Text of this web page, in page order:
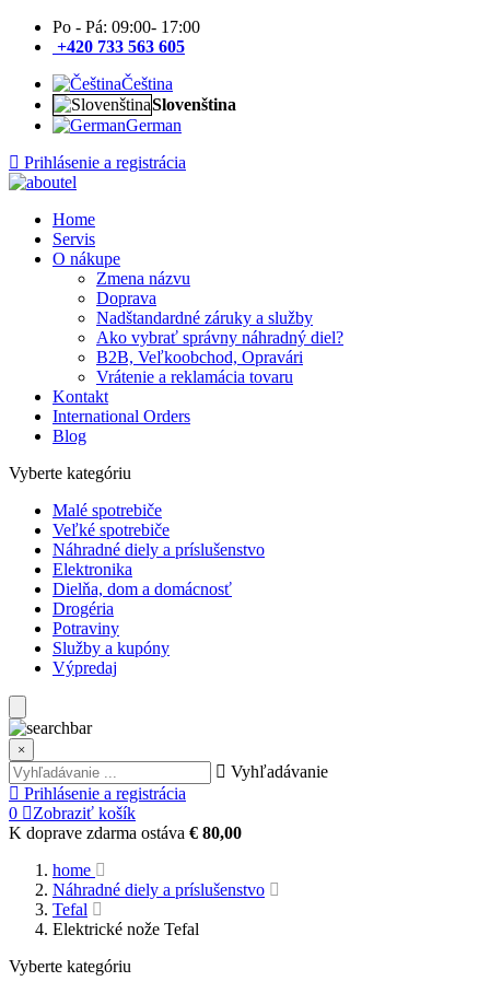
Po - Pá: 09:00- 17:00
+420 733 563 605
Čeština
Slovenština
German
Prihlásenie a registrácia
Home
Servis
O nákupe
Zmena názvu
Doprava
Nadštandardné záruky a služby
Ako vybrať správny náhradný diel?
B2B, Veľkoobchod, Opravári
Vrátenie a reklamácia tovaru
Kontakt
International Orders
Blog
Vyberte kategóriu
Malé spotrebiče
Veľké spotrebiče
Náhradné diely a príslušenstvo
Elektronika
Dielňa, dom a domácnosť
Drogéria
Potraviny
Služby a kupóny
Výpredaj
×
Vyhľadávanie
Prihlásenie a registrácia
0
Zobraziť košík
K doprave zdarma ostáva € 80,00
home
Náhradné diely a príslušenstvo
Tefal
Elektrické nože Tefal
Vyberte kategóriu